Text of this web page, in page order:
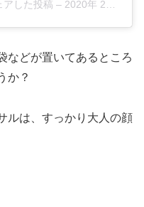
アした投稿 – 2020年 2月月15日午前5時09分PST
などが置いてあるところ
か？
ルは、すっかり大人の顔